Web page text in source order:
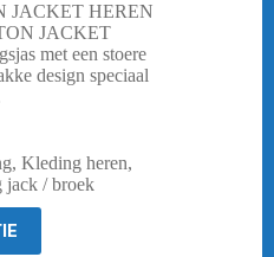
JACKET HEREN
JACKET
met een stoere
design speciaal
, Kleding heren,
jack / broek